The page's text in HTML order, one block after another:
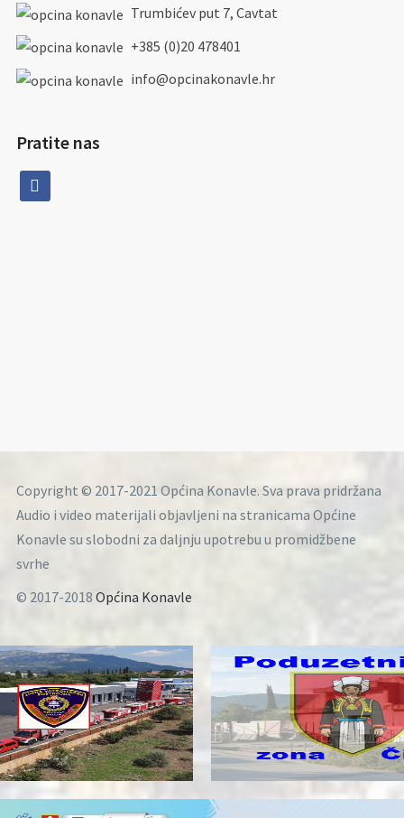
Trumbićev put 7, Cavtat
+385 (0)20 478401
info@opcinakonavle.hr
Pratite nas
facebook
Copyright © 2017-2021 Općina Konavle. Sva prava pridržana
Audio i video materijali objavljeni na stranicama Općine
Konavle su slobodni za daljnju upotrebu u promidžbene
svrhe
© 2017-2018 Općina Konavle